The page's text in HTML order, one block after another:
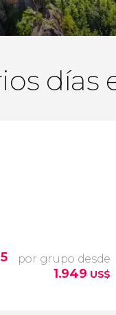
días
por grupo desde
1.949 US$